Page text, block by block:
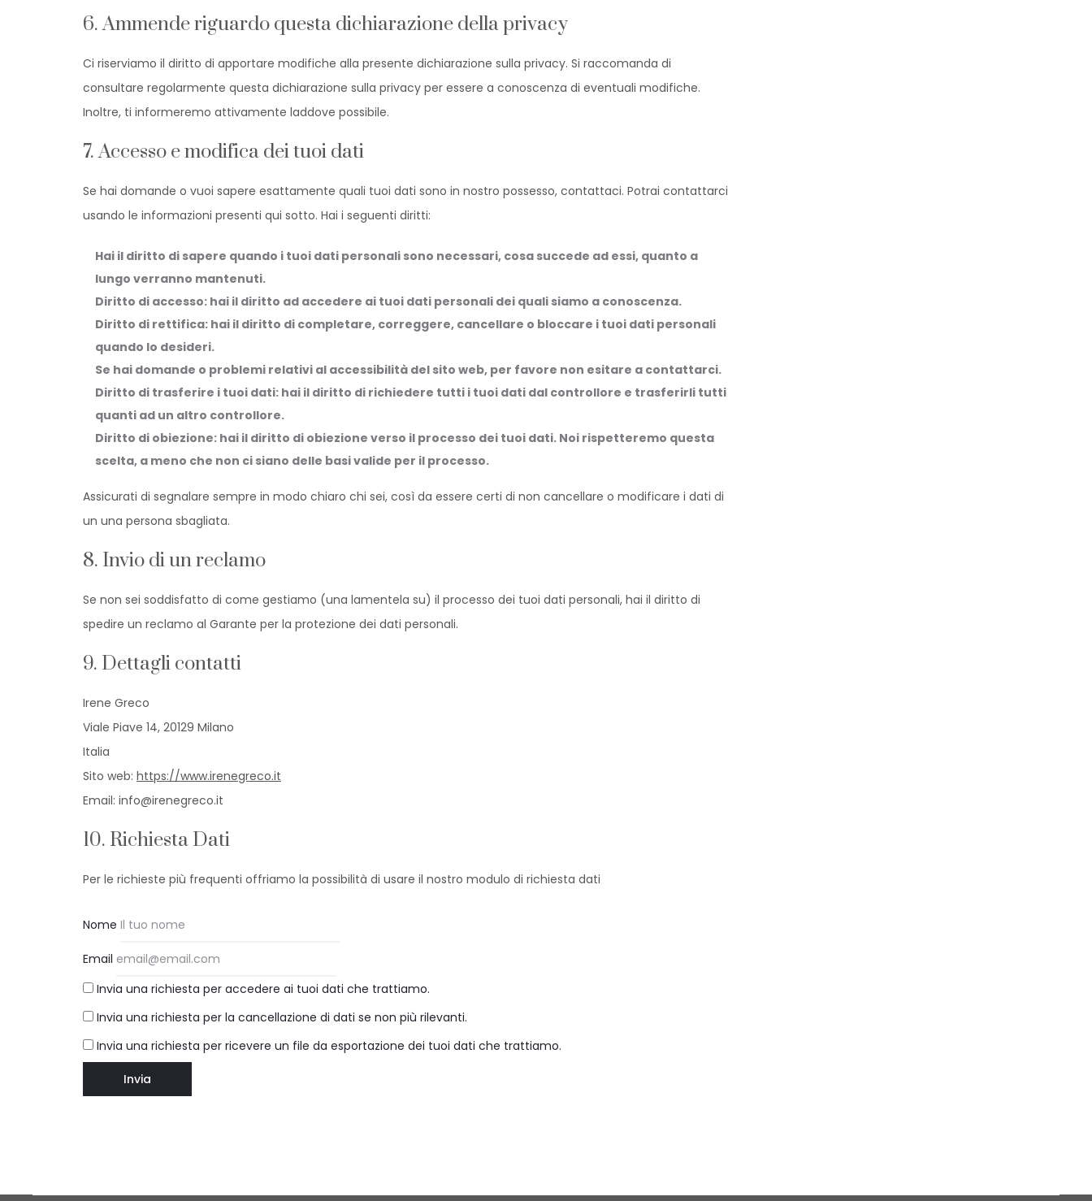
6. Ammende riguardo questa dichiarazione della privacy
Ci riserviamo il diritto di apportare modifiche alla presente dichiarazione sulla privacy. Si raccomanda di
consultare regolarmente questa dichiarazione sulla privacy per essere a conoscenza di eventuali modifiche.
Inoltre, ti informeremo attivamente laddove possibile.
7. Accesso e modifica dei tuoi dati
Se hai domande o vuoi sapere esattamente quali tuoi dati sono in nostro possesso, contattaci. Potrai contattarci
usando le informazioni presenti qui sotto. Hai i seguenti diritti:
Hai il diritto di sapere quando i tuoi dati personali sono necessari, cosa succede ad essi, quanto a
lungo verranno mantenuti.
Diritto di accesso: hai il diritto ad accedere ai tuoi dati personali dei quali siamo a conoscenza.
Diritto di rettifica: hai il diritto di completare, correggere, cancellare o bloccare i tuoi dati personali
quando lo desideri.
Se hai domande o problemi relativi al accessibilità del sito web, per favore non esitare a contattarci.
Diritto di trasferire i tuoi dati: hai il diritto di richiedere tutti i tuoi dati dal controllore e trasferirli tutti
quanti ad un altro controllore.
Diritto di obiezione: hai il diritto di obiezione verso il processo dei tuoi dati. Noi rispetteremo questa
scelta, a meno che non ci siano delle basi valide per il processo.
Assicurati di segnalare sempre in modo chiaro chi sei, così da essere certi di non cancellare o modificare i dati di
un una persona sbagliata.
8. Invio di un reclamo
Se non sei soddisfatto di come gestiamo (una lamentela su) il processo dei tuoi dati personali, hai il diritto di
spedire un reclamo al Garante per la protezione dei dati personali.
9. Dettagli contatti
Irene Greco
Viale Piave 14, 20129 Milano
Italia
Sito web: https://www.irenegreco.it
Email: info@irenegreco.it
10. Richiesta Dati
Per le richieste più frequenti offriamo la possibilità di usare il nostro modulo di richiesta dati
Nome
Email
Invia una richiesta per accedere ai tuoi dati che trattiamo.
Invia una richiesta per la cancellazione di dati se non più rilevanti.
Invia una richiesta per ricevere un file da esportazione dei tuoi dati che trattiamo.